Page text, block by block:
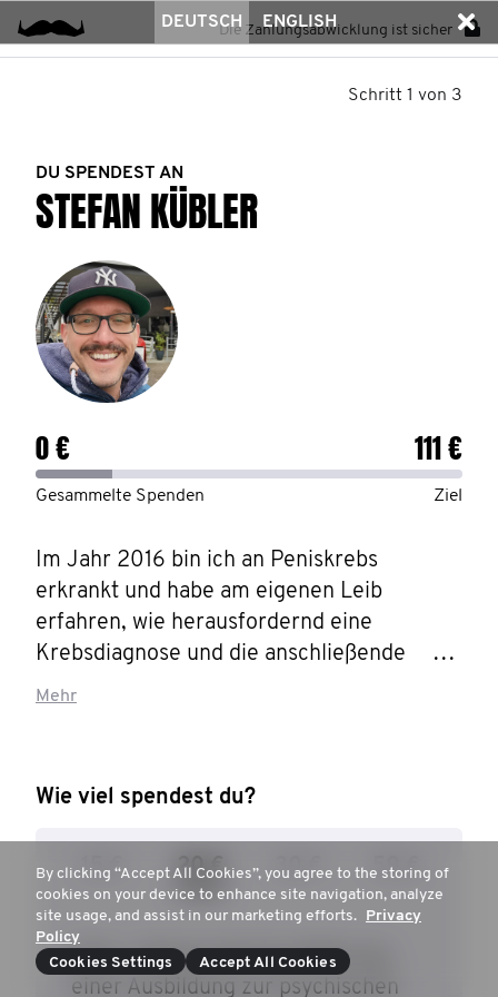
DEUTSCH ENGLISH
Die Zahlungsabwicklung ist sicher
Schritt 1 von 3
DU SPENDEST AN
STEFAN KÜBLER
0 € 111 €
Gesammelte Spenden Ziel
Im Jahr 2016 bin ich an Peniskrebs
erkrankt und habe am eigenen Leib
erfahren, wie herausfordernd eine
Krebsdiagnose und die anschließende
Behandlung sind. Inklusive Biopsie bin ich
und kann nur hoffen, dass der Krebs nicht
wiederkommt. Diese Erfahrung möchte ich
anderen Männern ersparen und sie
ermuntern, frühzeitig zur Vorsorge zu
gehen. Meine Geschichte teile ich, um zu
zeigen, welche Gesichter hinter dem Krebs
Mehr
Wie viel spendest du?
15 € 20 € 30 € 50 €
20 € - können die Durchführung
einer Ausbildung zur psychischen
By clicking “Accept All Cookies”, you agree to the storing of
cookies on your device to enhance site navigation, analyze
site usage, and assist in our marketing efforts. Privacy
Policy
Cookies Settings
Accept All Cookies